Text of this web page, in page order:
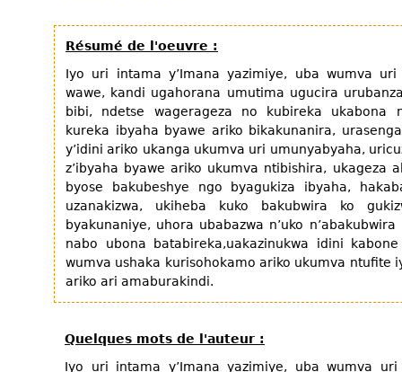
Résumé de l'oeuvre :
Iyo uri intama y’Imana yazimiye, uba wumva
wawe, kandi ugahorana umutima ugucira
bibi, ndetse wagerageza no kubireka ukabona
kureka ibyaha byawe ariko bikakunanira,
y’idini ariko ukanga ukumva uri umunyabyaha,
z’ibyaha byawe ariko ukumva ntibishira, ukageza
byose bakubeshye ngo byagukiza ibyaha,
uzanakizwa, ukiheba kuko bakubwira ko
byakunaniye, uhora ubabazwa n’uko
nabo ubona batabireka,uakazinukwa idini
wumva ushaka kurisohokamo ariko ukumva ntufite
ariko ari amaburakindi.
Quelques mots de l'auteur :
Iyo uri intama y’Imana yazimiye, uba wumva